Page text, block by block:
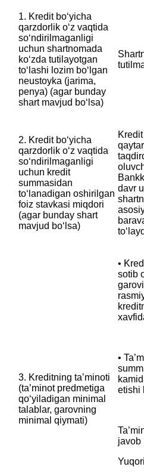
1. Kredit boʻyicha
qarzdorlik oʻz vaqtida
soʻndirilmaganligi
uchun shartnomada
koʻzda tutilayotgan
toʻlashi lozim boʻlgan
neustoyka (jarima,
penya) (agar bunday
shart mavjud boʻlsa)
2. Kredit boʻyicha
qarzdorlik oʻz vaqtida
soʻndirilmaganligi
uchun kredit
summasidan
toʻlanadigan oshirilgan
foiz stavkasi miqdori
‎(agar bunday shart
mavjud boʻlsa)
davr
3. Kreditning taʼminoti
‎(taʼminot predmetiga
qoʻyiladigan minimal
talablar, garovning
minimal qiymati)
•
sotib
•
etishi
javob